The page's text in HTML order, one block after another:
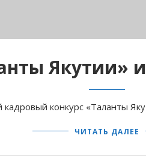
Якутии»
кадровый конкурс «Таланты
ЧИТАТЬ ДАЛЕЕ